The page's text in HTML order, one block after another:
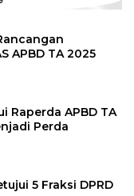
APBD TA 2025
Raperda APBD TA
Perda
5 Fraksi DPRD